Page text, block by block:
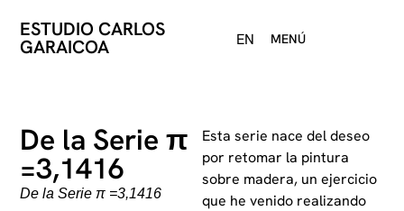
ESTUDIO CARLOS
GARAICOA EN MENÚ
De la Serie π
=3,1416
De la Serie π =3,1416
Esta serie nace del deseo
por retomar la pintura
sobre madera, un ejercicio
que he venido realizando